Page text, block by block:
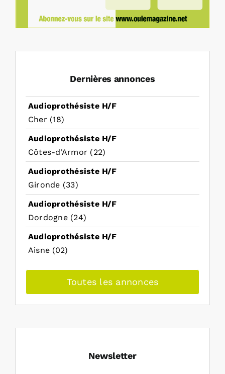
Dernières annonces
Audioprothésiste H/F
Cher (18)
Audioprothésiste H/F
Côtes-d'Armor (22)
Audioprothésiste H/F
Gironde (33)
Audioprothésiste H/F
Dordogne (24)
Audioprothésiste H/F
Aisne (02)
Toutes les annonces
Newsletter